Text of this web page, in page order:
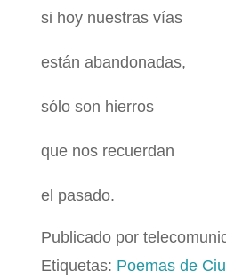
si hoy nuestras vías
están abandonadas,
sólo son hierros
que nos recuerdan
el pasado.
Publicado por
Etiquetas: Poemas de